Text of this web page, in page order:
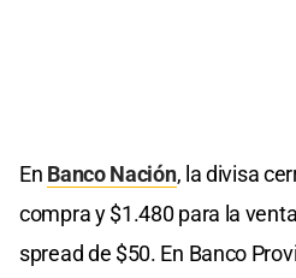
En Banco Nación, la divisa
compra y $1.480 para la
spread de $50. En Banco